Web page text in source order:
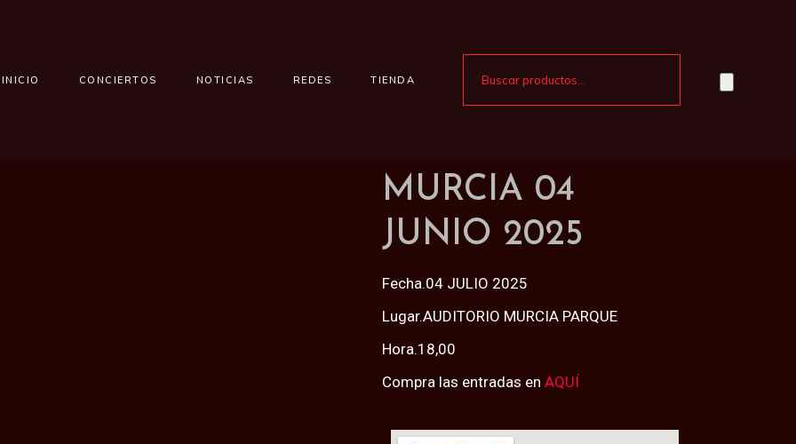
INICIO CONCIERTOS NOTICIAS REDES TIENDA
MURCIA 04
JUNIO 2025
Fecha.04 JULIO 2025
Lugar.AUDITORIO MURCIA PARQUE
Hora.18,00
Compra las entradas en AQUÍ